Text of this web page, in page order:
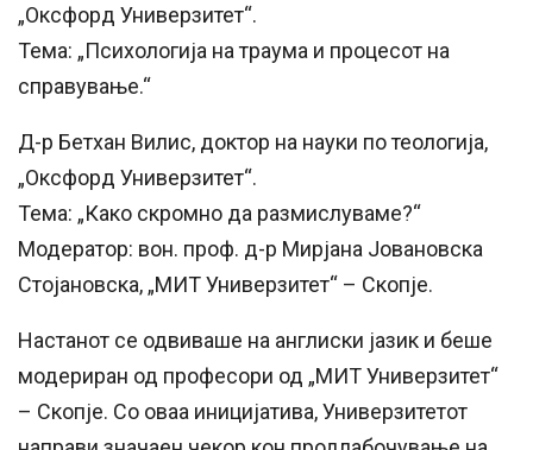
„Оксфорд Универзитет“.
Тема: „Психологија на траума и процесот на
справување.“
Д-р Бетхан Вилис, доктор на науки по теологија,
„Оксфорд Универзитет“.
Тема: „Како скромно да размислуваме?“
Модератор: вон. проф. д-р Мирјана Јовановска
Стојановска, „МИТ Универзитет“ – Скопје.
Настанот се одвиваше на англиски јазик и беше
модериран од професори од „МИТ Универзитет“
– Скопје. Со оваа иницијатива, Универзитетот